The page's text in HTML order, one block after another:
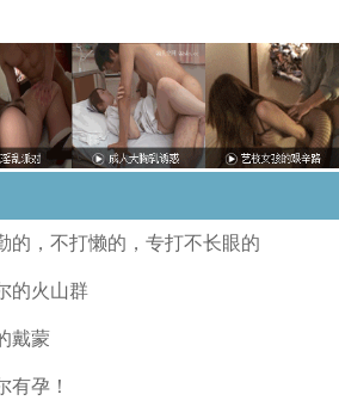
的，不打懒的，专打不长眼的
的火山群
戴蒙
有孕！